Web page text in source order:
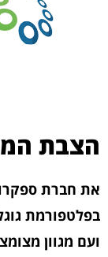
הצבת
את חברת
בפלטפורמת
ועם מגוון